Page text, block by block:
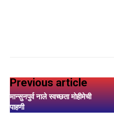
Previous article
मान्सुनपुर्व नाले स्वच्छता मोहीमेची
पाहणी